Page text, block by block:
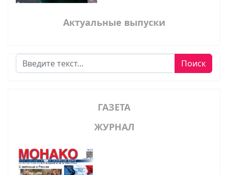
Актуальные выпуски
Поиск Поиск
ГАЗЕТА
ЖУРНАЛ